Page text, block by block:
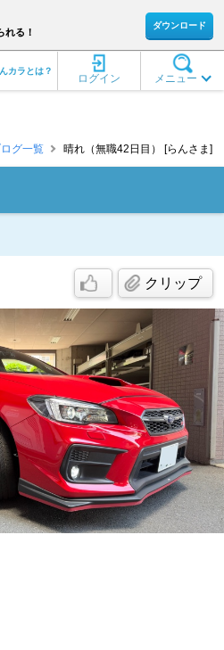
れる！
ダウンロード
メニュー
ログイン
カラとは？
グ一覧 晴れ（無職42日目） [らんさま]
クリップ